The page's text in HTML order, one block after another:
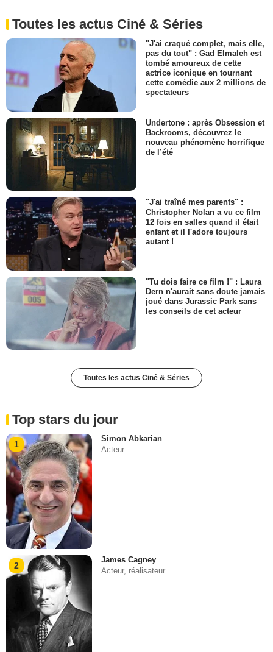
Toutes les actus Ciné & Séries
"J'ai craqué complet, mais elle,
pas du tout" : Gad Elmaleh est
tombé amoureux de cette
actrice iconique en tournant
cette comédie aux 2 millions de
spectateurs
Undertone : après Obsession et
Backrooms, découvrez le
nouveau phénomène horrifique
de l’été
"J'ai traîné mes parents" :
Christopher Nolan a vu ce film
12 fois en salles quand il était
enfant et il l'adore toujours
autant !
"Tu dois faire ce film !" : Laura
Dern n'aurait sans doute jamais
joué dans Jurassic Park sans
les conseils de cet acteur
Toutes les actus Ciné & Séries
Top stars du jour
1
Simon Abkarian
Acteur
2
James Cagney
Acteur, réalisateur